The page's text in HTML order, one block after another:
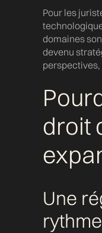
Pour les
domaines
devenu
droit
Une